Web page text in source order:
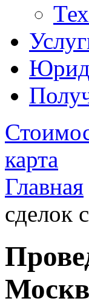
карта
Главная
сделок